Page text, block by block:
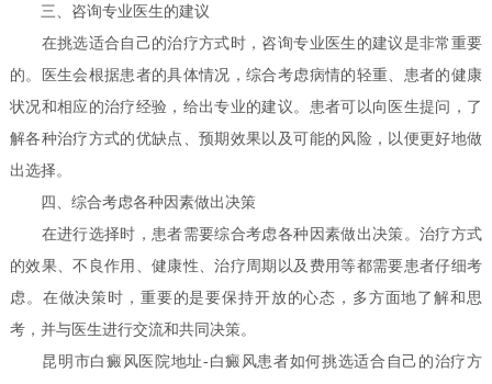
三、咨询专业医生的建议
在挑选适合自己的治疗方式时，咨询专业医生的建议是非常重要
的。医生会根据患者的具体情况，综合考虑病情的轻重、患者的健康
状况和相应的治疗经验，给出专业的建议。患者可以向医生提问，了
解各种治疗方式的优缺点、预期效果以及可能的风险，以便更好地做
出选择。
四、综合考虑各种因素做出决策
在进行选择时，患者需要综合考虑各种因素做出决策。治疗方式
的效果、不良作用、健康性、治疗周期以及费用等都需要患者仔细考
虑。在做决策时，重要的是要保持开放的心态，多方面地了解和思
考，并与医生进行交流和共同决策。
昆明市白癜风医院地址-白癜风患者如何挑选适合自己的治疗方